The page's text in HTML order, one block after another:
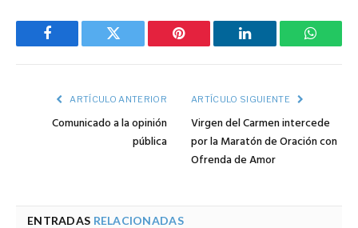
Facebook Twitter Pinterest LinkedIn
ARTÍCULO ANTERIOR
Comunicado a la opinión
pública
ARTÍCULO SIGUIENTE
Virgen del Carmen intercede
por la Maratón de Oración con
Ofrenda de Amor
ENTRADAS RELACIONADAS